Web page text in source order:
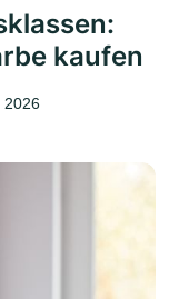
kaufen
2026